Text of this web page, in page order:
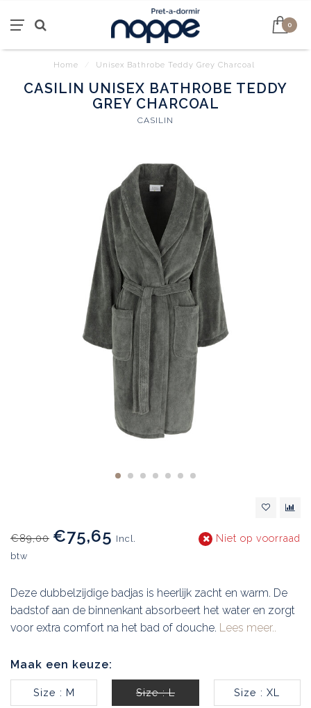
0
Home Unisex Bathrobe Teddy Grey Charcoal
CASILIN UNISEX BATHROBE TEDDY
GREY CHARCOAL
CASILIN
€89,00 €75,65 Incl.
btw
Niet op voorraad
Deze dubbelzijdige badjas is heerlijk zacht en warm. De
badstof aan de binnenkant absorbeert het water en zorgt
voor extra comfort na het bad of douche. Lees meer..
Maak een keuze:
Size : M Size : L Size : XL